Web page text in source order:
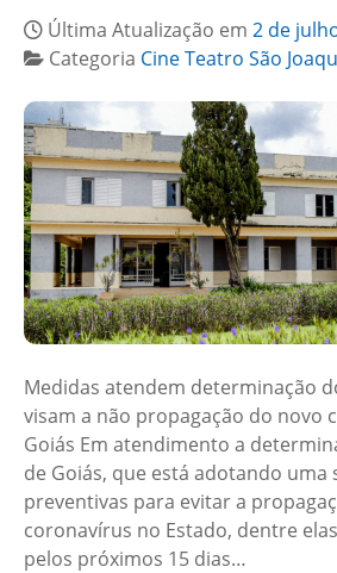
Última Atualização em 2 de
Categoria Cine Teatro São
Medidas atendem determinação
visam a não propagação do novo
Goiás Em atendimento a
de Goiás, que está adotando uma
preventivas para evitar a
coronavírus no Estado, dentre
pelos próximos 15 dias…